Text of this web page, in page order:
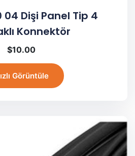
04 Dişi Panel Tip 4
Konnektör
$10.00
Görüntüle